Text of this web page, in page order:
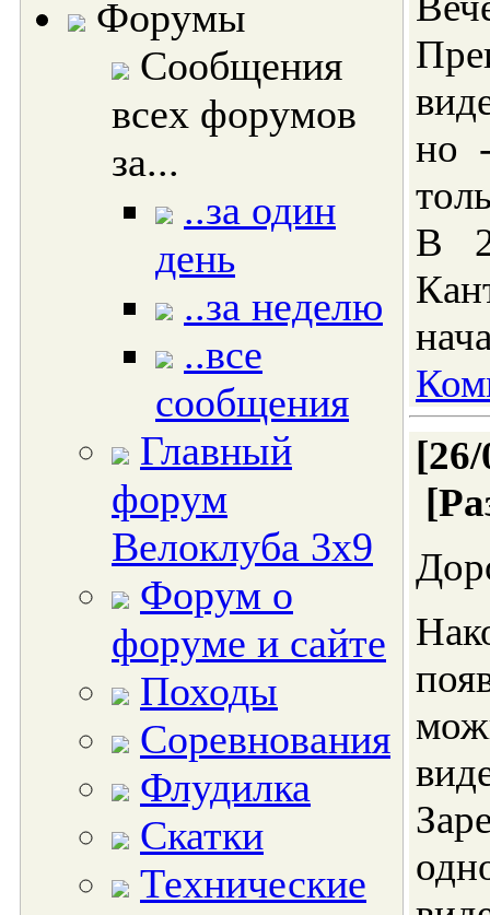
Форумы
Сообщения
всех форумов
за...
..за один
день
..за неделю
..все
сообщения
Главный
форум
Велоклуба 3х9
Форум о
форуме и сайте
Походы
Соревнования
Флудилка
Скатки
Технические
но
В